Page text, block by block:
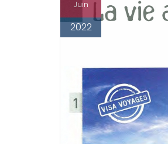
Juin
2022